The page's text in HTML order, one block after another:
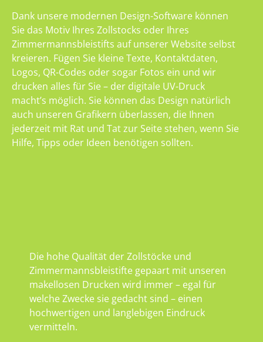
Dank unsere modernen Design-Software können
Sie das Motiv Ihres Zollstocks oder Ihres
Zimmermannsbleistifts auf unserer Website selbst
kreieren. Fügen Sie kleine Texte, Kontaktdaten,
Logos, QR-Codes oder sogar Fotos ein und wir
drucken alles für Sie – der digitale UV-Druck
macht’s möglich. Sie können das Design natürlich
auch unseren Grafikern überlassen, die Ihnen
jederzeit mit Rat und Tat zur Seite stehen, wenn Sie
Hilfe, Tipps oder Ideen benötigen sollten.
Die hohe Qualität der Zollstöcke und
Zimmermannsbleistifte gepaart mit unseren
makellosen Drucken wird immer – egal für
welche Zwecke sie gedacht sind – einen
hochwertigen und langlebigen Eindruck
vermitteln.